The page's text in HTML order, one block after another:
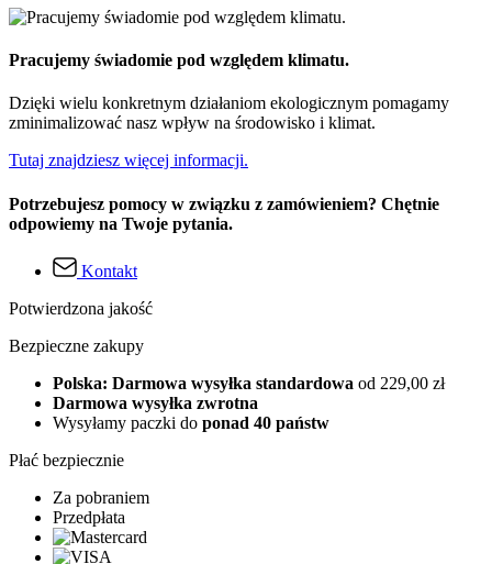
Pracujemy świadomie pod względem klimatu.
Dzięki wielu konkretnym działaniom ekologicznym pomagamy
zminimalizować nasz wpływ na środowisko i klimat.
Tutaj znajdziesz więcej informacji.
Potrzebujesz pomocy w związku z zamówieniem? Chętnie
odpowiemy na Twoje pytania.
Kontakt
Potwierdzona jakość
Bezpieczne zakupy
Polska: Darmowa wysyłka standardowa od 229,00 zł
Darmowa wysyłka zwrotna
Wysyłamy paczki do ponad 40 państw
Płać bezpiecznie
Za pobraniem
Przedpłata